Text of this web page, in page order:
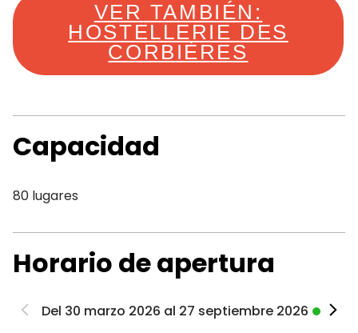
VER TAMBIÉN:
HOSTELLERIE DES
CORBIÈRES
Capacidad
80 lugares
Horario de apertura
Del 30 marzo 2026 al 27 septiembre 2026